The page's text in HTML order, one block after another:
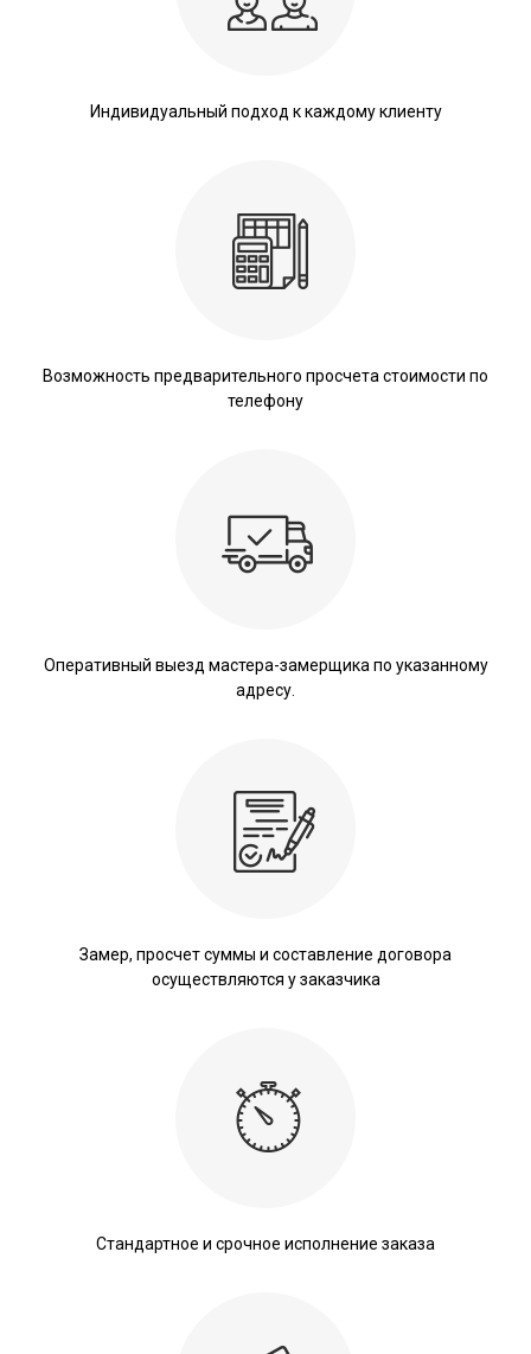
Индивидуальный подход к каждому клиенту
Возможность предварительного просчета стоимости по
телефону
Оперативный выезд мастера-замерщика по указанному
адресу.
Замер, просчет суммы и составление договора
осуществляются у заказчика
Стандартное и срочное исполнение заказа